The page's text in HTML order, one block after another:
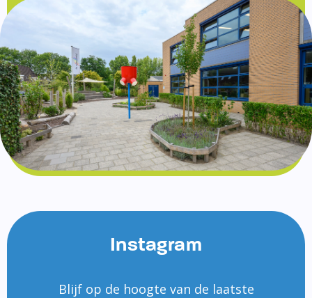
Instagram
Blijf op de hoogte van de laatste